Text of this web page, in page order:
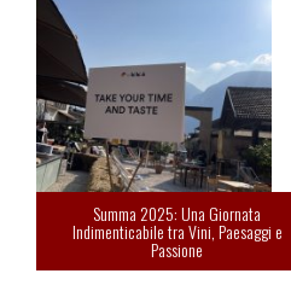
Summa 2025: Una Giornata
Indimenticabile tra Vini, Paesaggi e
Passione